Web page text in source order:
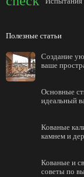
Полезные статьи
Создание
ваше
Основные
идеальный
Кованые
камнем и
Кованые и
советы по